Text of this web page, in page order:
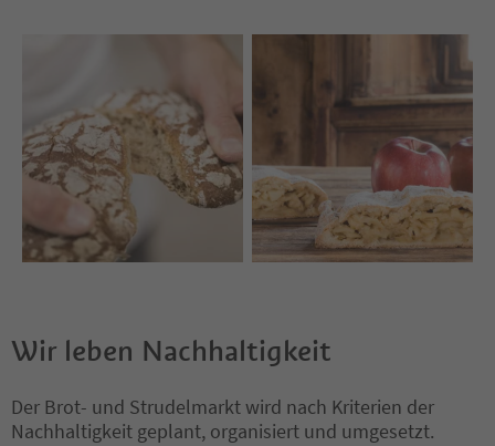
Wir leben Nachhaltigkeit
Der Brot- und Strudelmarkt wird nach Kriterien der
Nachhaltigkeit geplant, organisiert und umgesetzt.